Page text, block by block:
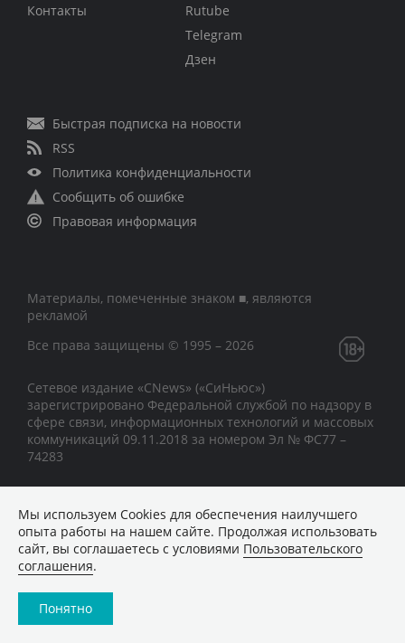
Контакты
Rutube
Telegram
Дзен
Быстрая подписка на новости
RSS
Политика конфиденциальности
Сообщить об ошибке
Правовая информация
Материалы, помеченные знаком ■, являются
рекламой
Все права защищены © 1995 – 2026
Сетевое издание «CNews» («СиНьюс»)
зарегистрировано Федеральной службой по надзору в
сфере связи, информационных технологий и массовых
коммуникаций 09.11.2018 за номером Эл № ФС77 –
74283
Мы используем Сookies для обеспечения наилучшего
опыта работы на нашем сайте. Продолжая использовать
сайт, вы соглашаетесь с условиями Пользовательского
соглашения.
Понятно